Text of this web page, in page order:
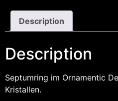
Description
Description
Septumring im Ornamentic
Kristallen.